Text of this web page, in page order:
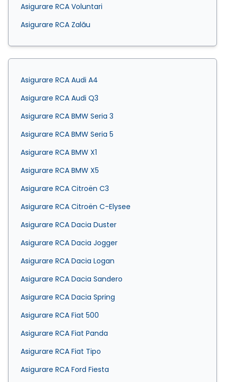
Asigurare RCA Voluntari
Asigurare RCA Zalău
Asigurare RCA Audi A4
Asigurare RCA Audi Q3
Asigurare RCA BMW Seria 3
Asigurare RCA BMW Seria 5
Asigurare RCA BMW X1
Asigurare RCA BMW X5
Asigurare RCA Citroën C3
Asigurare RCA Citroën C-Elysee
Asigurare RCA Dacia Duster
Asigurare RCA Dacia Jogger
Asigurare RCA Dacia Logan
Asigurare RCA Dacia Sandero
Asigurare RCA Dacia Spring
Asigurare RCA Fiat 500
Asigurare RCA Fiat Panda
Asigurare RCA Fiat Tipo
Asigurare RCA Ford Fiesta